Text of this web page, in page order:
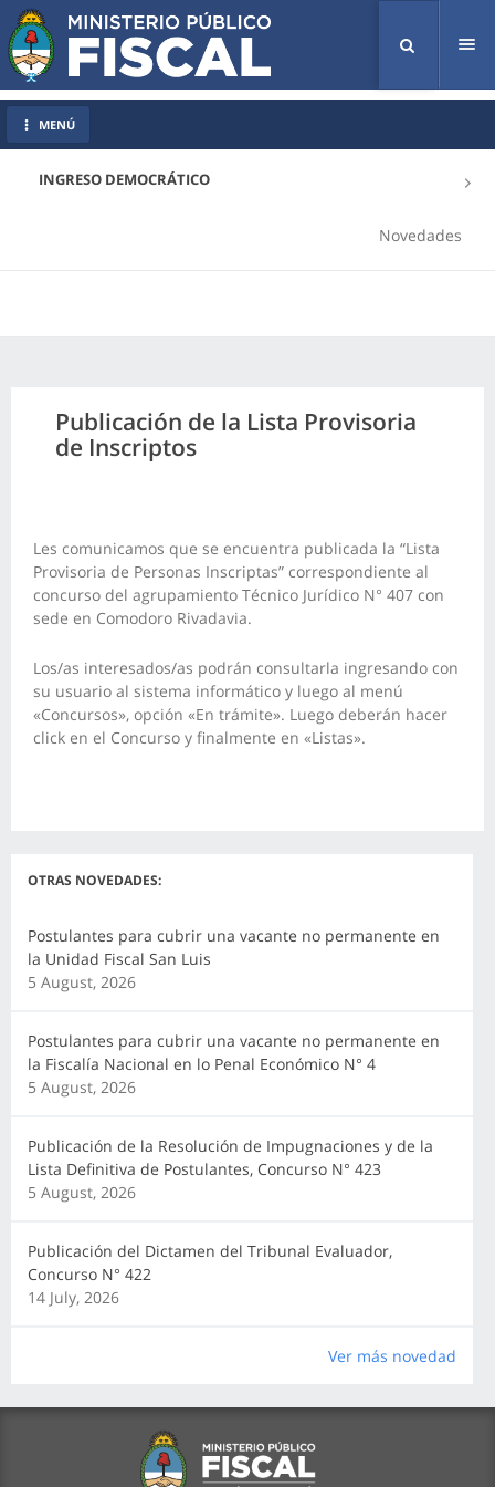
INGRESO DEMOCRÁTICO
Novedades
MENÚ
Publicación de la Lista Provisoria
de Inscriptos
Les comunicamos que se encuentra publicada la “Lista
Provisoria de Personas Inscriptas” correspondiente al
concurso del agrupamiento Técnico Jurídico N° 407 con
sede en Comodoro Rivadavia.
Los/as interesados/as podrán consultarla ingresando con
su usuario al sistema informático y luego al menú
«Concursos», opción «En trámite». Luego deberán hacer
click en el Concurso y finalmente en «Listas».
OTRAS NOVEDADES:
Postulantes para cubrir una vacante no permanente en
la Unidad Fiscal San Luis
5 August, 2026
Postulantes para cubrir una vacante no permanente en
la Fiscalía Nacional en lo Penal Económico N° 4
5 August, 2026
Publicación de la Resolución de Impugnaciones y de la
Lista Definitiva de Postulantes, Concurso N° 423
5 August, 2026
Publicación del Dictamen del Tribunal Evaluador,
Concurso N° 422
14 July, 2026
Ver más novedad